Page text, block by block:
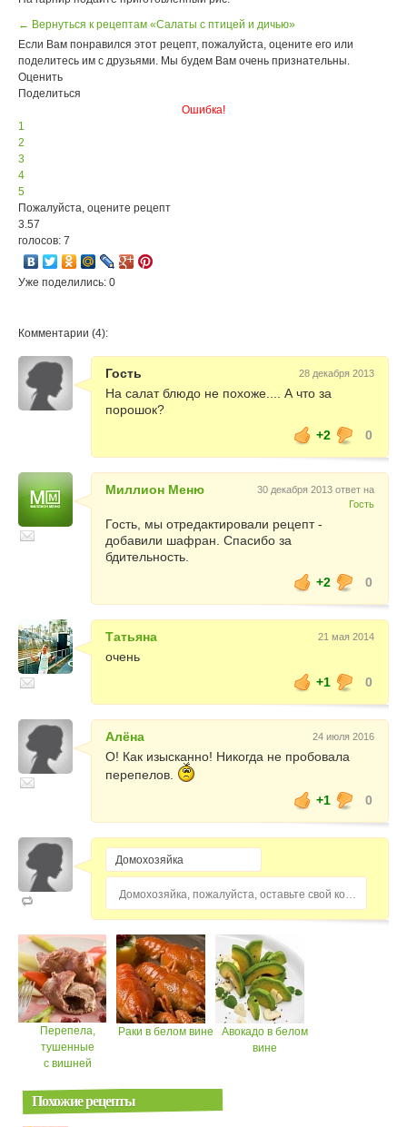
← Вернуться к рецептам «Салаты с птицей и дичью»
Если Вам понравился этот рецепт, пожалуйста, оцените его или
поделитесь им с друзьями. Мы будем Вам очень признательны.
Оценить
Поделиться
Ошибка!
1
2
3
4
5
Пожалуйста, оцените рецепт
3.57
голосов: 7
Уже поделились: 0
Комментарии (4):
Гость 28 декабря 2013
На салат блюдо не похоже.... А что за
порошок?
+2
0
Миллион Меню
30 декабря 2013 ответ на
Гость
Гость, мы отредактировали рецепт -
добавили шафран. Спасибо за
бдительность.
+2
0
Татьяна 21 мая 2014
очень
+1
0
Алёна 24 июля 2016
О! Как изысканно! Никогда не пробовала
перепелов.
+1
0
Домохозяйка, пожалуйста, оставьте свой комментарий...
Перепела,
тушенные
с вишней
Раки в белом вине
Авокадо в белом
вине
Похожие рецепты